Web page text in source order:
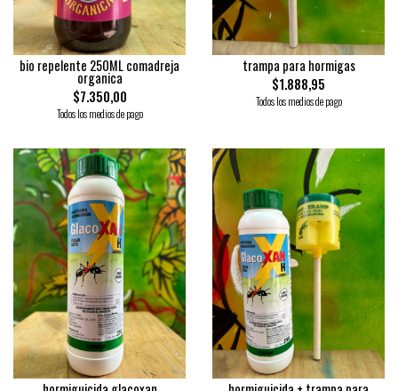
bio repelente 250ML comadreja
organica
$7.350,00
Todos los medios de pago
trampa para hormigas
$1.888,95
Todos los medios de pago